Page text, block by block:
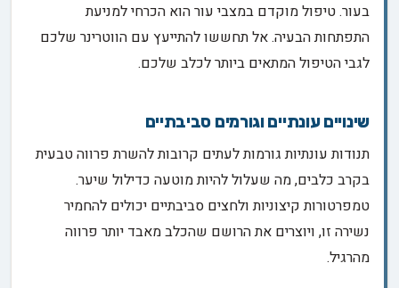
בעור. טיפול מוקדם במצבי עור הוא הכרחי למניעת
התפתחות הבעיה. אל תחששו להתייעץ עם הווטרינר שלכם
לגבי הטיפול המתאים ביותר לכלב שלכם.
שינויים עונתיים וגורמים סביבתיים
תנודות עונתיות גורמות לעתים קרובות להשרת פרווה טבעית
בקרב כלבים, מה שעלול להיות מוטעה כדילול שיער.
טמפרטורות קיצוניות ולחצים סביבתיים יכולים להחמיר
נשירה זו, ויוצרים את הרושם שהכלב מאבד יותר פרווה
מהרגיל.